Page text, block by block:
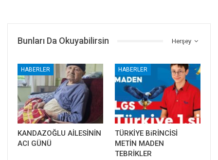
Herşey
Bunları Da Okuyabilirsin
HABERLER
KANDAZOĞLU AİLESİNİN
ACI GÜNÜ
HABERLER
TÜRKİYE BiRİNCİSİ
METİN MADEN
TEBRİKLER